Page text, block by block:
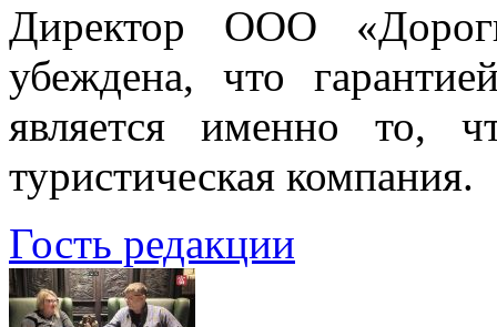
Директор ООО
убеждена, что
является именно то,
туристическая компания.
Гость редакции